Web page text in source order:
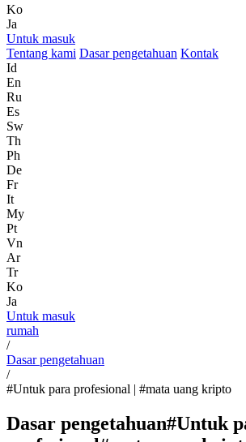
Ko
Ja
Untuk masuk
Tentang kami Dasar pengetahuan Kontak
Id
En
Ru
Es
Sw
Th
Ph
De
Fr
It
My
Pt
Vn
Ar
Tr
Ko
Ja
Untuk masuk
rumah
/
Dasar pengetahuan
/
#Untuk para profesional | #mata uang kripto
Dasar pengetahuan#Untuk